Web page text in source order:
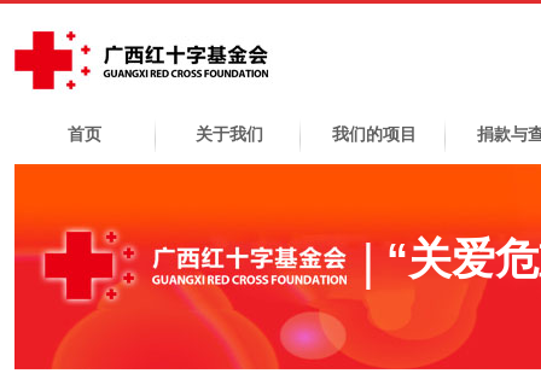
首页 关于我们 我们的项目 捐款与
“关爱